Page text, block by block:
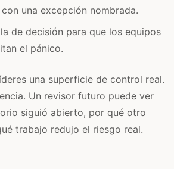
una excepción nombrada.
de decisión para que los equipos
el pánico.
una superficie de control real.
Un revisor futuro puede ver
siguió abierto, por qué otro
trabajo redujo el riesgo real.